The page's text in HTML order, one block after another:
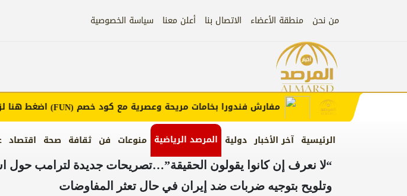
من نحن منطقة الأعضاء الاتصال بنا أعلن معنا سياسة الخصوصية
الرئيسية آخر الأخبار دولية المرصد الرياضية منوعات فن ثقافة صحة اقتصاد
مفارش فندورا بخامات مريحة وعصرية مع كود خصم(FUN)اضغط هنا لزيارة
“لا نعرف إن كانوا يقولون الحقيقة”…تصريحات جديدة لترامب
وتلويح بتوجيه ضربات ضد إيران في حال تعثر المفاوضات